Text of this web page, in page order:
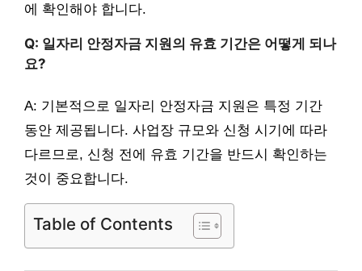
에 확인해야 합니다.
Q: 일자리 안정자금 지원의 유효 기간은 어떻게 되나
요?
A: 기본적으로 일자리 안정자금 지원은 특정 기간
동안 제공됩니다. 사업장 규모와 신청 시기에 따라
다르므로, 신청 전에 유효 기간을 반드시 확인하는
것이 중요합니다.
Table of Contents